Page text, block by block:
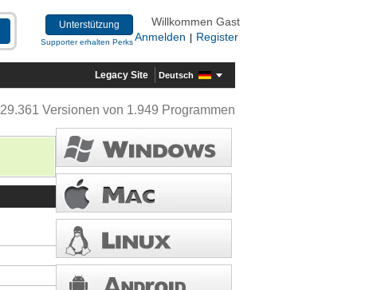
Unterstützung
Supporter erhalten Perks
Willkommen Gast
Anmelden
Register
Legacy Site Deutsch
29.361 Versionen von 1.949 Programmen